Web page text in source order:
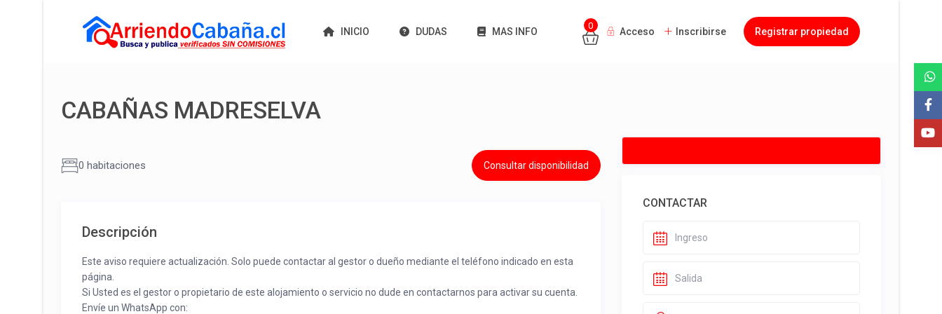
INICIO DUDAS MAS INFO
0
Acceso Inscribirse Registrar propiedad
CABAÑAS MADRESELVA
0 habitaciones Consultar disponibilidad
Descripción
Este aviso requiere actualización. Solo puede contactar al gestor o dueño mediante el teléfono indicado en esta
página.
Si Usted es el gestor o propietario de este alojamiento o servicio no dude en contactarnos para activar su cuenta.
Envíe un WhatsApp con:
CONTACTAR